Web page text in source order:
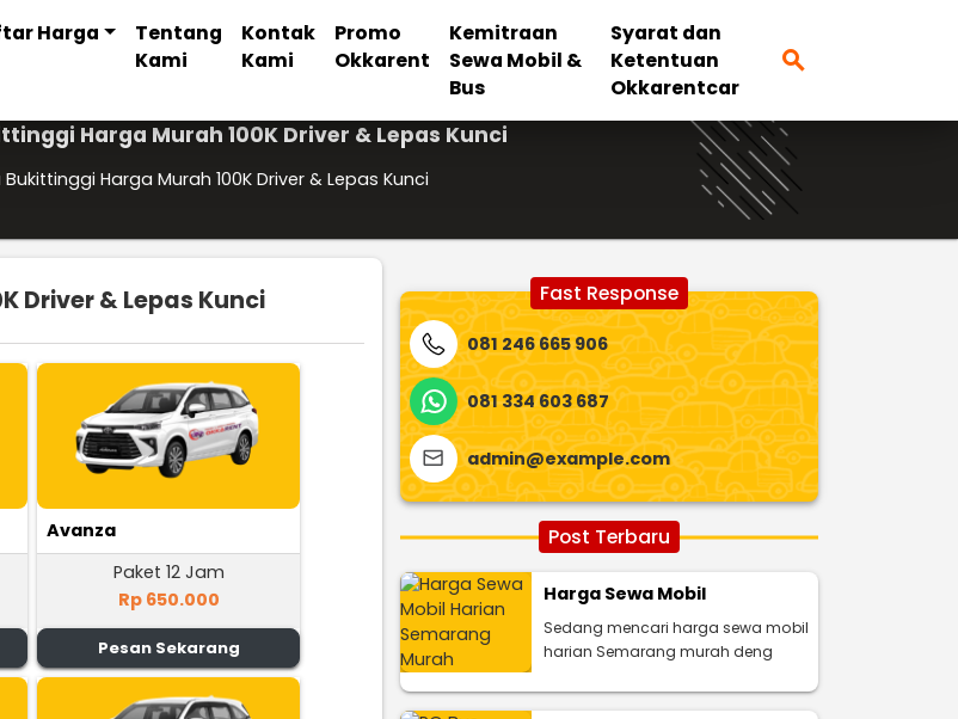
Harga
Tentang
Kami
Kontak
Kami
Promo
Okkarent
Kemitraan
Sewa Mobil &
Bus
Syarat dan
Ketentuan
Okkarentcar
search
Harga Murah 100K Driver & Lepas Kunci
Harga Murah 100K Driver & Lepas Kunci
Driver & Lepas Kunci
Avanza
Paket 12 Jam
Rp 650.000
Pesan Sekarang
Fast Response
081 246 665 906
081 334 603 687
admin@example.com
Post Terbaru
Harga Sewa Mobil
Sedang mencari harga sewa mobil
harian Semarang murah deng